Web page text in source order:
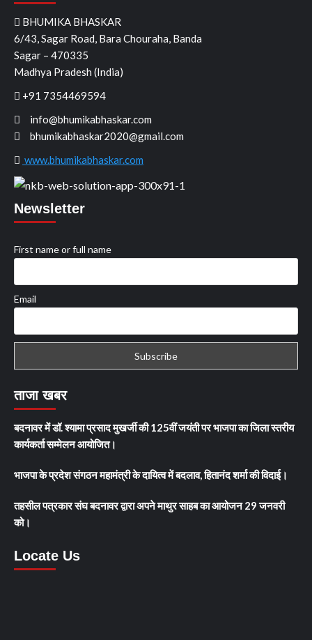
BHUMIKA BHASKAR
6/43, Sagar Road, Bara Chouraha, Banda
Sagar – 470335
Madhya Pradesh (India)
+91 7354469594
info@bhumikabhaskar.com
bhumikabhaskar2020@gmail.com
www.bhumikabhaskar.com
Newsletter
First name or full name
Email
ताजा खबर
बदनावर में डॉ. श्यामा प्रसाद मुखर्जी की 125वीं जयंती पर भाजपा का जिला स्तरीय
कार्यकर्ता सम्मेलन आयोजित।
भाजपा के प्रदेश संगठन महामंत्री के दायित्व में बदलाव, हितानंद शर्मा की विदाई।
तहसील पत्रकार संघ बदनावर द्वारा अपने माथुर साहब का आयोजन 29 जनवरी
को।
Locate Us